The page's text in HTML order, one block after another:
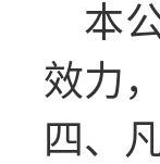
本
效力
四、